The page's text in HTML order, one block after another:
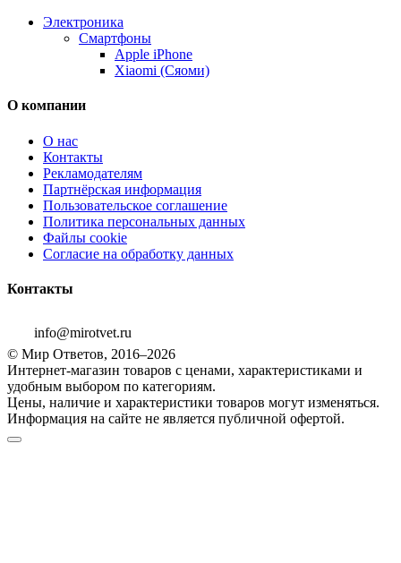
Электроника
Смартфоны
Apple iPhone
Xiaomi (Сяоми)
О компании
О нас
Контакты
Рекламодателям
Партнёрская информация
Пользовательское соглашение
Политика персональных данных
Файлы cookie
Согласие на обработку данных
Контакты
info@mirotvet.ru
© Мир Ответов, 2016–2026
Интернет-магазин товаров с ценами, характеристиками и
удобным выбором по категориям.
Цены, наличие и характеристики товаров могут изменяться.
Информация на сайте не является публичной офертой.